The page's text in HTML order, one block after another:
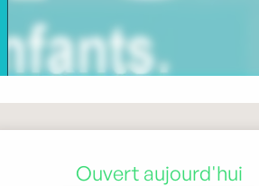
Ouverture et
Ouvert aujourd'hui